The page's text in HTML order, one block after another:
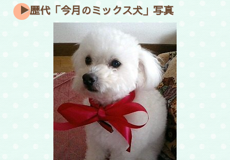
▶歴代「今月のミックス犬」写真